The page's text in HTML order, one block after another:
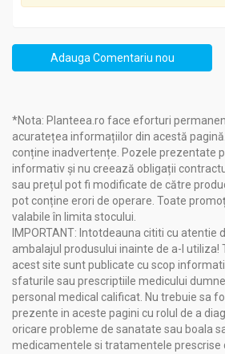
Adauga Comentariu nou
*Nota: Planteea.ro face eforturi
acuratețea informațiilor din acestă
conține inadvertențe. Pozele prezentate
informativ și nu creează obligații
sau prețul pot fi modificate de către
pot conține erori de operare. Toate
valabile în limita stocului.
IMPORTANT: Intotdeauna cititi cu atentie
ambalajul produsului inainte de a-l utiliza!
acest site sunt publicate cu scop
sfaturile sau prescriptiile medicului
personal medical calificat. Nu trebuie sa
prezente in aceste pagini cu rolul de a
oricare probleme de sanatate sau boala
medicamentele si tratamentele prescrise